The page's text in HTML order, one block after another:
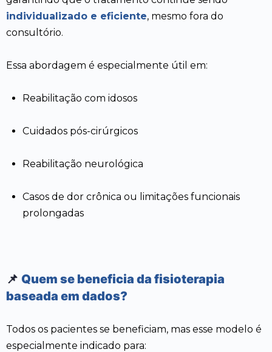
individualizado e eficiente, mesmo fora do
consultório.
Essa abordagem é especialmente útil em:
Reabilitação com idosos
Cuidados pós-cirúrgicos
Reabilitação neurológica
Casos de dor crônica ou limitações funcionais
prolongadas
📌 Quem se beneficia da fisioterapia
baseada em dados?
Todos os pacientes se beneficiam, mas esse modelo é
especialmente indicado para: